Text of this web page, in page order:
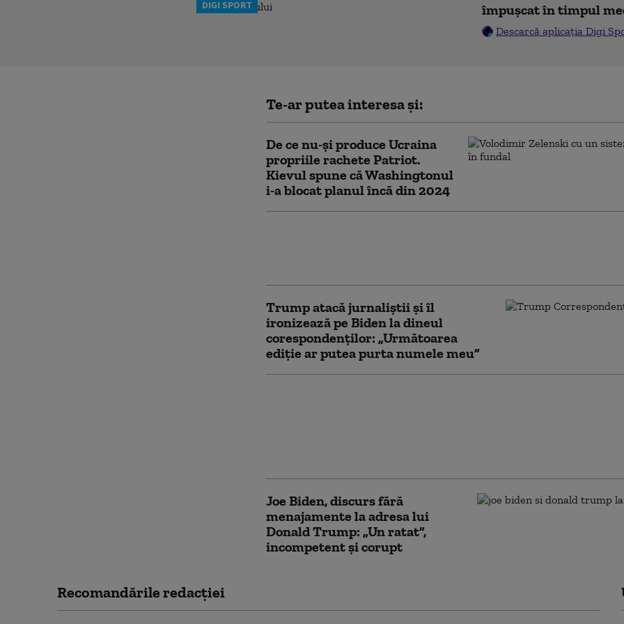
DIGI SPORT
împușcat în timpul
Descarcă aplicația Digi
Te-ar putea interesa și:
De ce nu-și produce Ucraina
propriile rachete Patriot.
Kievul spune că Washingtonul
i-a blocat planul încă din 2024
Trump atacă jurnaliștii și îl
ironizează pe Biden la dineul
corespondenților: „Următoarea
ediție ar putea purta numele meu”
Joe Biden, discurs fără
menajamente la adresa lui
Donald Trump: „Un ratat”,
incompetent și corupt
Recomandările redacţiei